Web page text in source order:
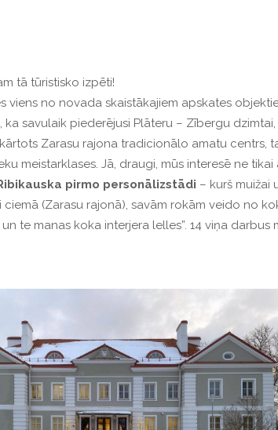
tā tūristisko izpēti!
viens no novada skaistākajiem apskates
savulaik piederējusi Plāteru – Zībergu
Zarasu rajona tradicionālo amatu centrs,
meistarklases. Jā, draugi, mūs interesē ne
pirmo personālizstādi – kurš muižai
(Zarasu rajonā), savām rokām veido no
te manas koka interjera lelles”. 14 viņa